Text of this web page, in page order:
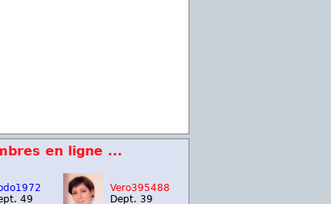
en ligne ...
49
Vero395488
Dept. 39